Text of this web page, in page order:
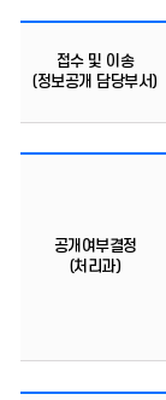
이송
접수 및 이송
(정보공개 담당부서)
공개여부결정
(처리과)